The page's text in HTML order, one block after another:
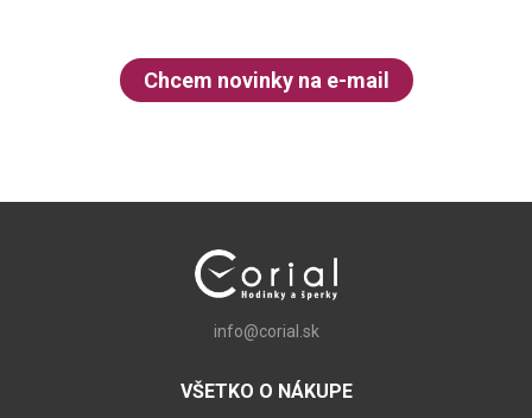
Chcem novinky na e-mail
info@corial.sk
VŠETKO O NÁKUPE